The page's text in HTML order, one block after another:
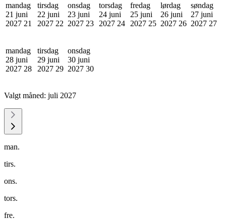
mandag
21 juni
2027 21
tirsdag
22 juni
2027 22
onsdag
23 juni
2027 23
torsdag
24 juni
2027 24
fredag
25 juni
2027 25
lørdag
26 juni
2027 26
søndag
27 juni
2027 27
mandag
28 juni
2027 28
tirsdag
29 juni
2027 29
onsdag
30 juni
2027 30
Valgt måned: juli 2027
man.
tirs.
ons.
tors.
fre.